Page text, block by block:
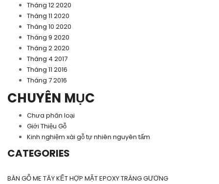
Tháng 12 2020
Tháng 11 2020
Tháng 10 2020
Tháng 9 2020
Tháng 2 2020
Tháng 4 2017
Tháng 11 2016
Tháng 7 2016
CHUYÊN MỤC
Chưa phân loại
Giới Thiệu Gỗ
Kinh nghiệm xài gỗ tự nhiên nguyên tấm
CATEGORIES
BÀN GỖ ME TÂY KẾT HỢP MẶT EPOXY TRÁNG GƯƠNG